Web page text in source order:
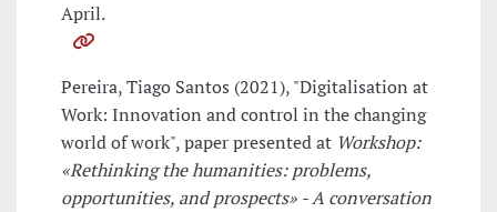
April.
Pereira, Tiago Santos (2021), "Digitalisation at
Work: Innovation and control in the changing
world of work", paper presented at Workshop:
«Rethinking the humanities: problems,
opportunities, and prospects» - A conversation